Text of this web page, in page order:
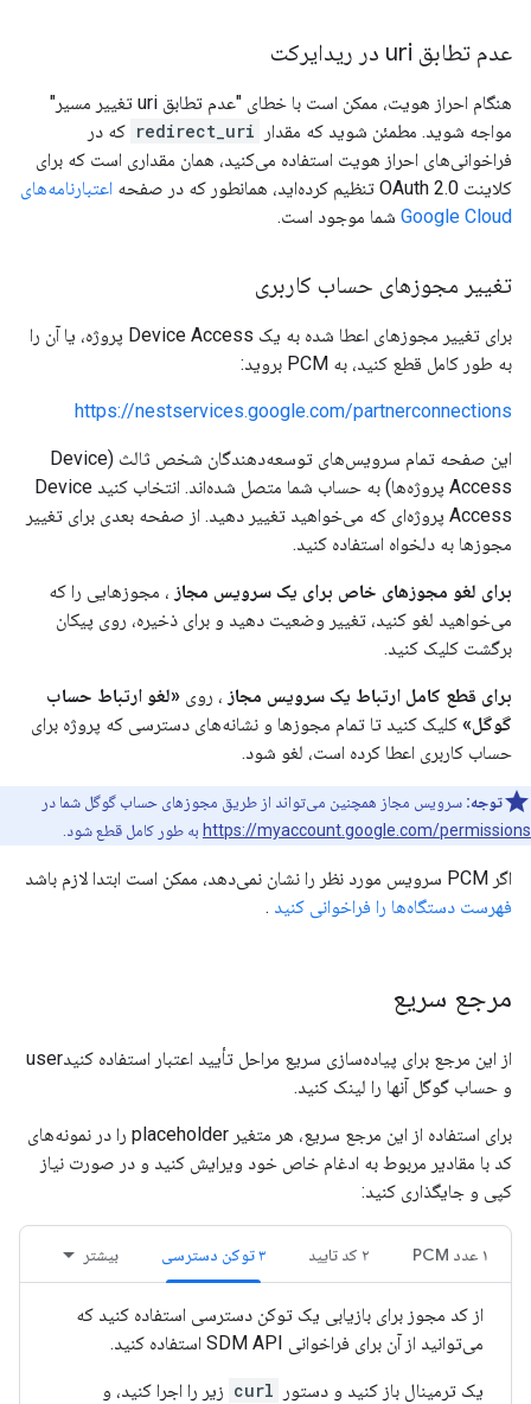
عدم تطابق uri در ریدایرکت
هنگام احراز هویت، ممکن است با خطای "عدم تطابق uri تغییر مسیر"
مواجه شوید. مطمئن شوید که مقدار
redirect_uri که در
فراخوانی‌های احراز هویت استفاده می‌کنید، همان مقداری است که برای
کلاینت OAuth 2.0 تنظیم کرده‌اید، همانطور که در صفحه
اعتبارنامه‌های
Google Cloud شما موجود است.
تغییر مجوزهای حساب کاربری
برای تغییر مجوزهای اعطا شده به یک Device Access پروژه، یا آن را
به طور کامل قطع کنید، به PCM بروید:
https://nestservices.google.com/partnerconnections
این صفحه تمام سرویس‌های توسعه‌دهندگان شخص ثالث (Device
Access پروژه‌ها) به حساب شما متصل شده‌اند. انتخاب کنید Device
Access پروژه‌ای که می‌خواهید تغییر دهید. از صفحه بعدی برای تغییر
مجوزها به دلخواه استفاده کنید.
برای لغو مجوزهای خاص برای یک سرویس مجاز ، مجوزهایی را که
می‌خواهید لغو کنید، تغییر وضعیت دهید و برای ذخیره، روی پیکان
برگشت کلیک کنید.
برای قطع کامل ارتباط یک سرویس مجاز ، روی «لغو ارتباط حساب
گوگل» کلیک کنید تا تمام مجوزها و نشانه‌های دسترسی که پروژه برای
حساب کاربری اعطا کرده است، لغو شود.
توجه: سرویس مجاز همچنین می‌تواند از طریق مجوزهای حساب گوگل شما در
https://myaccount.google.com/permissions به طور کامل قطع شود.
اگر PCM سرویس مورد نظر را نشان نمی‌دهد، ممکن است ابتدا لازم باشد
فهرست دستگاه‌ها را فراخوانی کنید .
مرجع سریع
از این مرجع برای پیاده‌سازی سریع مراحل تأیید اعتبار استفاده کنیدuser
و حساب گوگل آنها را لینک کنید.
برای استفاده از این مرجع سریع، هر متغیر placeholder را در نمونه‌های
کد با مقادیر مربوط به ادغام خاص خود ویرایش کنید و در صورت نیاز
کپی و جایگذاری کنید:
۱ عدد PCM ۲ کد تایید ۳ توکن دسترسی بیشتر
از کد مجوز برای بازیابی یک توکن دسترسی استفاده کنید که
می‌توانید از آن برای فراخوانی SDM API استفاده کنید.
یک ترمینال باز کنید و دستور curl زیر را اجرا کنید، و